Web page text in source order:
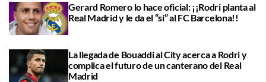
Gerard Romero lo hace oficial: ¡¡Rodri planta al
Real Madrid y le da el “sí” al FC Barcelona!!
La llegada de Bouaddi al City acerca a Rodri y
complica el futuro de un canterano del Real
Madrid